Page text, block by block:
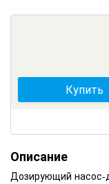
Купить
Описание
Дозирующий насос-